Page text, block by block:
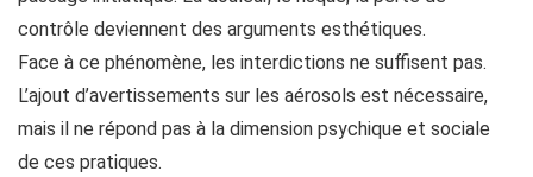
contrôle deviennent des arguments esthétiques.
Face à ce phénomène, les interdictions ne suffisent pas.
L’ajout d’avertissements sur les aérosols est nécessaire,
mais il ne répond pas à la dimension psychique et sociale
de ces pratiques.